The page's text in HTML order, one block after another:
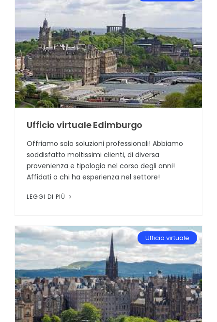
Ufficio virtuale Edimburgo
Offriamo solo soluzioni professionali! Abbiamo
soddisfatto moltissimi clienti, di diversa
provenienza e tipologia nel corso degli anni!
Affidati a chi ha esperienza nel settore!
LEGGI DI PIÙ
Ufficio virtuale